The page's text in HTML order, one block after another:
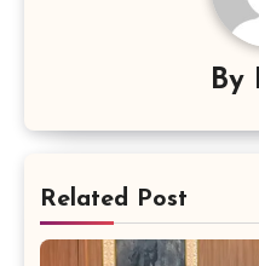
By
Related Post